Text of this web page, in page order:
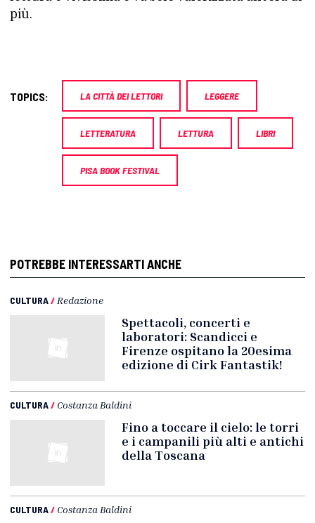
più.
TOPICS: LA CITTÀ DEI LETTORI LEGGERE
LETTERATURA LETTURA LIBRI
PISA BOOK FESTIVAL
POTREBBE INTERESSARTI ANCHE
CULTURA/ Redazione
Spettacoli, concerti e
laboratori: Scandicci e
Firenze ospitano la 20esima
edizione di Cirk Fantastik!
CULTURA/ Costanza Baldini
Fino a toccare il cielo: le torri
e i campanili più alti e antichi
della Toscana
CULTURA/ Costanza Baldini